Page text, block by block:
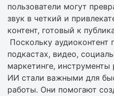
пользователи могут
звук в четкий и
контент, готовый к
Поскольку аудиоконтент
подкастах, видео,
маркетинге, инструменты
ИИ стали важными для
работы. Они помогают